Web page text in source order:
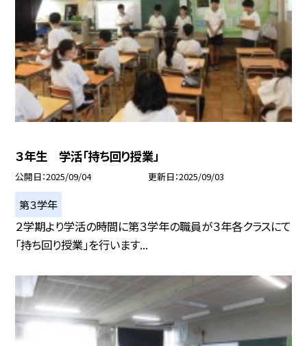
３年生 学活「持ち回り授業」
公開日 2025/09/04 更新日 2025/09/03
第３学年
２学期より学活の時間に第３学年の職員が３年各クラスにて
「持ち回り授業」を行います...